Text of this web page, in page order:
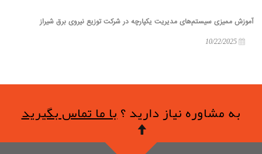
آموزش ممیزی سیستم‌های مدیریت یکپارچه در شرکت توزیع نیروی برق شیراز
به مشاوره نیاز دارید ؟با ما تماس بگیرید